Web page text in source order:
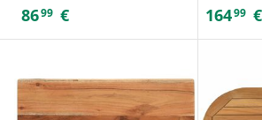
8699 € 16499 €